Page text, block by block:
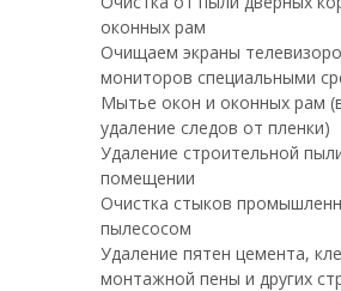
оконных рам
Очищаем экраны
мониторов специальными
Мытье окон и оконных рам
удаление следов от пленки)
Удаление строительной
помещении
Очистка стыков
пылесосом
Удаление пятен цемента,
монтажной пены и других